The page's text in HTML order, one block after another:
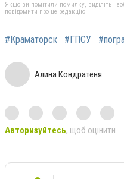
Якщо ви помітили помилку, виділіть
повідомити про це редакцію
#Краматорск #ГПСУ
Алина Кондратеня
Авторизуйтесь, щоб оцінити